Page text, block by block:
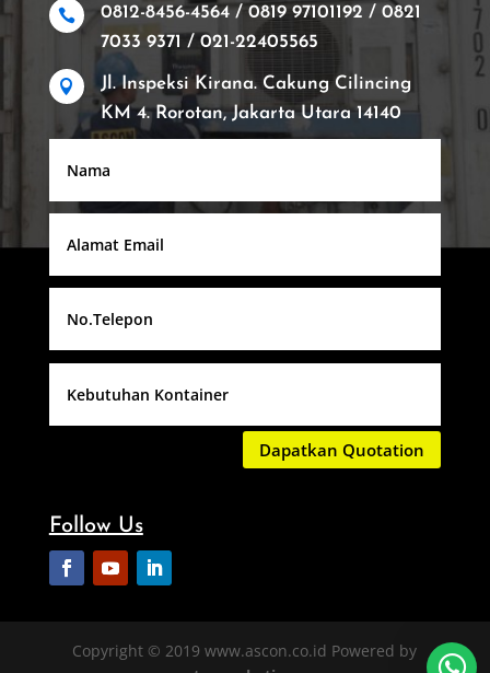

0812-8456-4564 / 0819 97101192 / 0821
7033 9371 / 021-22405565

Jl. Inspeksi Kirana. Cakung Cilincing
KM 4. Rorotan, Jakarta Utara 14140
Dapatkan Quotation
Follow Us
Copyright © 2019 www.ascon.co.id Powered by